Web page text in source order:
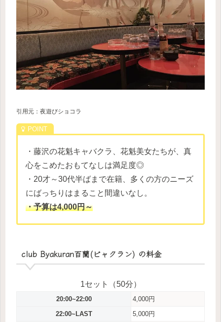
引用元：夜遊びショコラ
・藤沢の花魁キャバクラ、花魁美女たちが、真
心をこめたおもてなしは満足度◎
・20才～30代半ばまで在籍、多くの方のニーズ
にばっちりはまること間違いなし。
・予算は4,000円～
club Byakuran百蘭(ビャクラン) の料金
1セット（50分）
20:00~22:00
4,000円
22:00~LAST
5,000円